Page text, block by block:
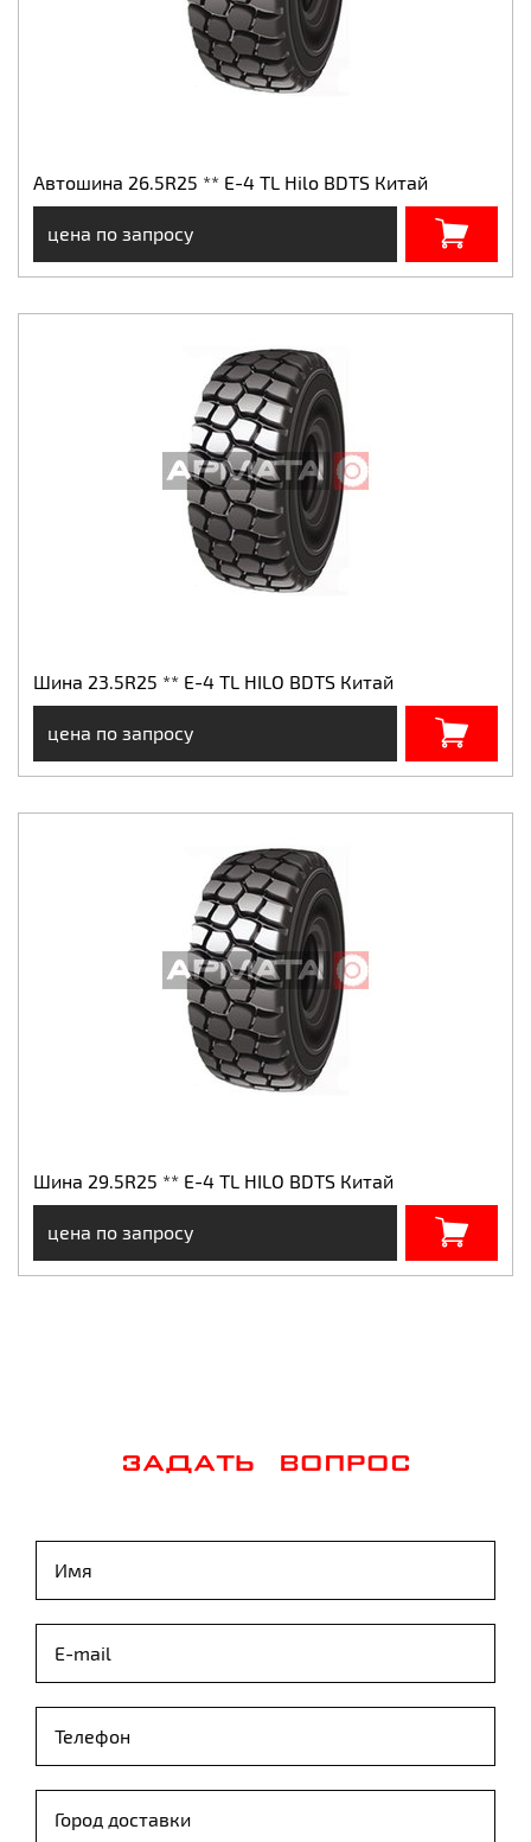
Автошина 26.5R25 ** E-4 TL Hilo BDTS Китай
цена по запросу
Шина 23.5R25 ** E-4 TL HILO BDTS Китай
цена по запросу
Шина 29.5R25 ** E-4 TL HILO BDTS Китай
цена по запросу
ЗАДАТЬ ВОПРОС